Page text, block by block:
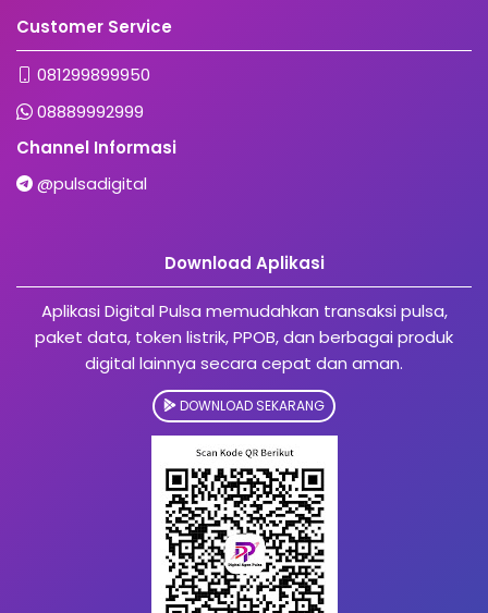
Customer Service
081299899950
08889992999
Channel Informasi
@pulsadigital
Download Aplikasi
Aplikasi Digital Pulsa memudahkan transaksi pulsa,
paket data, token listrik, PPOB, dan berbagai produk
digital lainnya secara cepat dan aman.
DOWNLOAD SEKARANG